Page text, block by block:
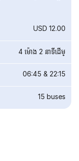
USD 12.00
4 ម៉ោង 2 នាទី​ដើម្
06:45 & 22:15
15 buses